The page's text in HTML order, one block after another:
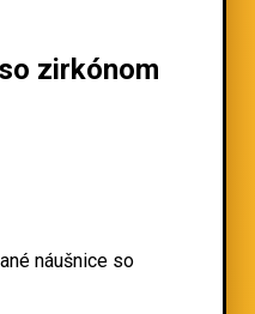
zirkónom
náušnice so